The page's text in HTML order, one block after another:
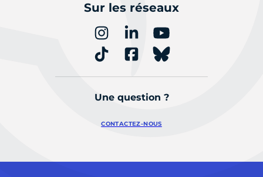
Sur les réseaux
Une question ?
CONTACTEZ-NOUS